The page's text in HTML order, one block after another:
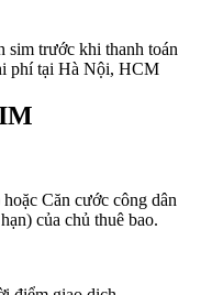
sim trước khi thanh toán
phí tại Hà Nội, HCM
Căn cước công dân
của chủ thuê bao.